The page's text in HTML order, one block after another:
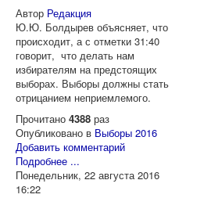
Автор Редакция
Ю.Ю. Болдырев объясняет, что
происходит, а с отметки 31:40
говорит, что делать нам
избирателям на предстоящих
выборах. Выборы должны стать
отрицанием неприемлемого.
Прочитано 4388 раз
Опубликовано в Выборы 2016
Добавить комментарий
Подробнее ...
Понедельник, 22 августа 2016
16:22